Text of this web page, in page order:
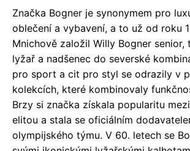
Značka Bogner je synonymem pro
oblečení a vybavení, a to už od roku
Mnichově založil Willy Bogner senior,
lyžař a nadšenec do severské
pro sport a cit pro styl se odrazily v
kolekcích, které kombinovaly
Brzy si značka získala popularitu
elitou a stala se oficiálním
olympijského týmu. V 60. letech se